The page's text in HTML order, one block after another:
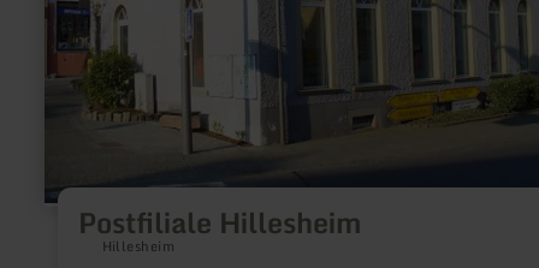
Postfiliale Hillesheim
Hillesheim